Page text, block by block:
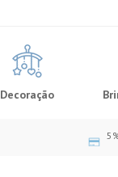
Decoração